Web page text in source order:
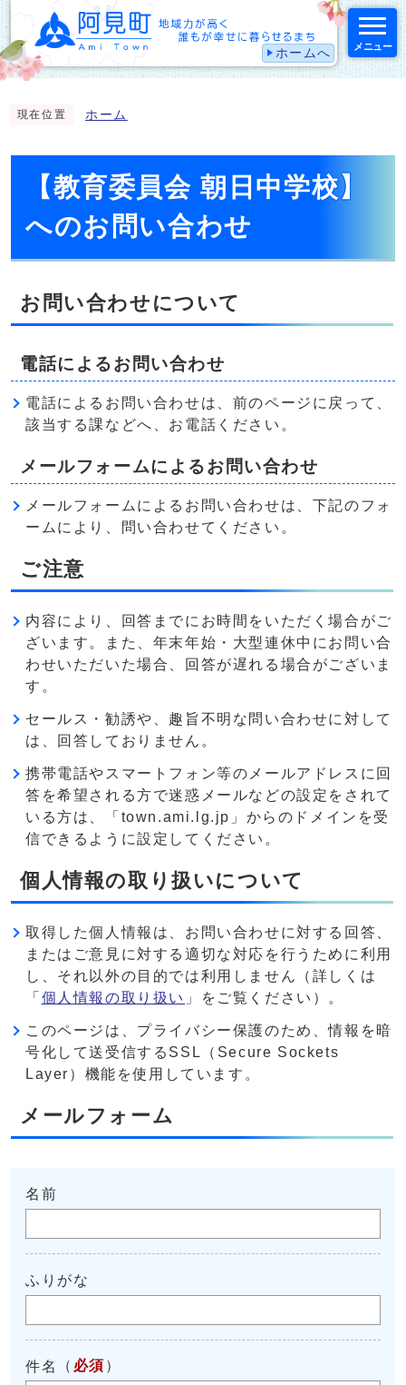
ホームへ メニュー
現在位置 ホーム
【教育委員会 朝日中学校】
へのお問い合わせ
お問い合わせについて
電話によるお問い合わせ
電話によるお問い合わせは、前のページに戻って、
該当する課などへ、お電話ください。
メールフォームによるお問い合わせ
メールフォームによるお問い合わせは、下記のフォ
ームにより、問い合わせてください。
ご注意
内容により、回答までにお時間をいただく場合がご
ざいます。また、年末年始・大型連休中にお問い合
わせいただいた場合、回答が遅れる場合がございま
す。
セールス・勧誘や、趣旨不明な問い合わせに対して
は、回答しておりません。
携帯電話やスマートフォン等のメールアドレスに回
答を希望される方で迷惑メールなどの設定をされて
いる方は、「town.ami.lg.jp」からのドメインを受
信できるように設定してください。
個人情報の取り扱いについて
取得した個人情報は、お問い合わせに対する回答、
またはご意見に対する適切な対応を行うために利用
し、それ以外の目的では利用しません（詳しくは
「 個人情報の取り扱い 」をご覧ください）。
このページは、プライバシー保護のため、情報を暗
号化して送受信するSSL（Secure Sockets
Layer）機能を使用しています。
メールフォーム
名前
ふりがな
件名 （ 必須 ）